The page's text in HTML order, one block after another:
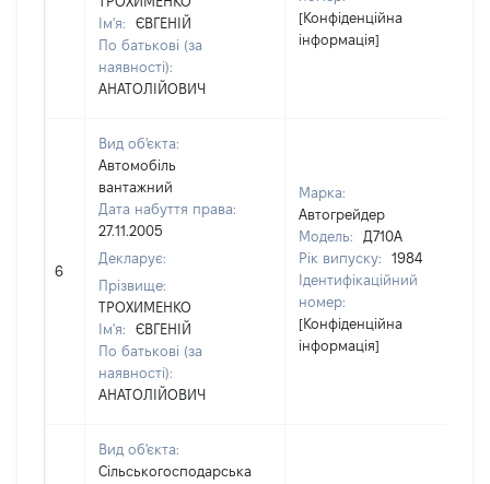
Ім'я:
ЄВГЕНІЙ
По батькові (за
наявності):
АНАТОЛІЙОВИЧ
[Конфіденційна
інформація]
6
Вид об'єкта:
Автомобіль
вантажний
Дата набуття права:
27.11.2005
Декларує:
Прізвище:
ТРОХИМЕНКО
Ім'я:
ЄВГЕНІЙ
По батькові (за
наявності):
АНАТОЛІЙОВИЧ
Марка:
Автогрейдер
Модель:
Д710А
Рік випуску:
1984
Ідентифікаційний
номер:
[Конфіденційна
інформація]
Вид об'єкта:
Сільськогосподарська